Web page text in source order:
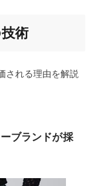
術
される理由を解説
ブランドが採